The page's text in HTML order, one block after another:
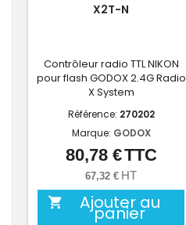
X2T-N
Contrôleur radio TTL NIKON
pour flash GODOX 2.4G Radio
X System
Référence: 270202
Marque: GODOX
Prix
80,78 €TTC
67,32 € HT
 Ajouter au
panier